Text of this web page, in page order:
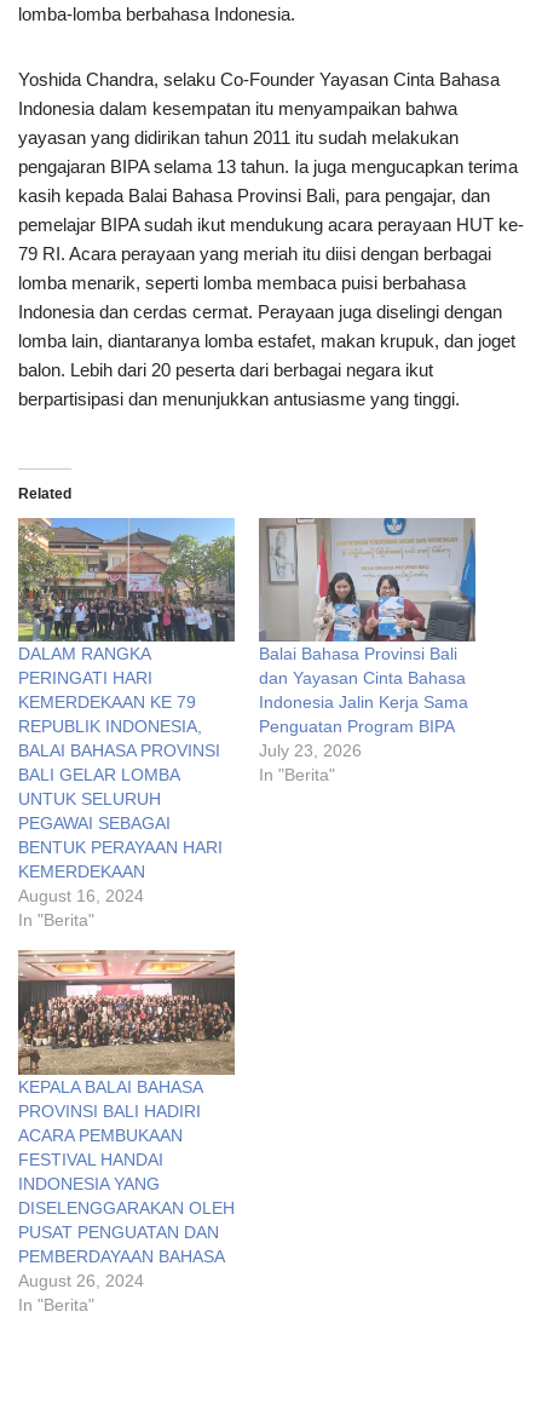
lomba-lomba berbahasa Indonesia.
Yoshida Chandra, selaku Co-Founder Yayasan Cinta Bahasa
Indonesia dalam kesempatan itu menyampaikan bahwa
yayasan yang didirikan tahun 2011 itu sudah melakukan
pengajaran BIPA selama 13 tahun. Ia juga mengucapkan terima
kasih kepada Balai Bahasa Provinsi Bali, para pengajar, dan
pemelajar BIPA sudah ikut mendukung acara perayaan HUT ke-
79 RI. Acara perayaan yang meriah itu diisi dengan berbagai
lomba menarik, seperti lomba membaca puisi berbahasa
Indonesia dan cerdas cermat. Perayaan juga diselingi dengan
lomba lain, diantaranya lomba estafet, makan krupuk, dan joget
balon. Lebih dari 20 peserta dari berbagai negara ikut
berpartisipasi dan menunjukkan antusiasme yang tinggi.
Related
DALAM RANGKA
PERINGATI HARI
KEMERDEKAAN KE 79
REPUBLIK INDONESIA,
BALAI BAHASA PROVINSI
BALI GELAR LOMBA
UNTUK SELURUH
PEGAWAI SEBAGAI
BENTUK PERAYAAN HARI
KEMERDEKAAN
August 16, 2024
In "Berita"
Balai Bahasa Provinsi Bali
dan Yayasan Cinta Bahasa
Indonesia Jalin Kerja Sama
Penguatan Program BIPA
July 23, 2026
In "Berita"
KEPALA BALAI BAHASA
PROVINSI BALI HADIRI
ACARA PEMBUKAAN
FESTIVAL HANDAI
INDONESIA YANG
DISELENGGARAKAN OLEH
PUSAT PENGUATAN DAN
PEMBERDAYAAN BAHASA
August 26, 2024
In "Berita"